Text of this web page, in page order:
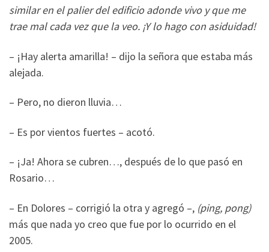
similar en el palier del edificio adonde vivo y que me
trae mal cada vez que la veo. ¡Y lo hago con asiduidad!
– ¡Hay alerta amarilla! – dijo la señora que estaba más
alejada.
– Pero, no dieron lluvia…
– Es por vientos fuertes – acotó.
– ¡Ja! Ahora se cubren…, después de lo que pasó en
Rosario…
– En Dolores – corrigió la otra y agregó –, (ping, pong)
más que nada yo creo que fue por lo ocurrido en el
2005.